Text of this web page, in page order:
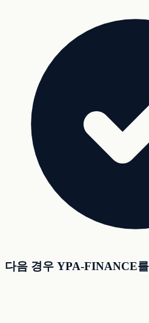
다음 경우 YPA-FINANCE